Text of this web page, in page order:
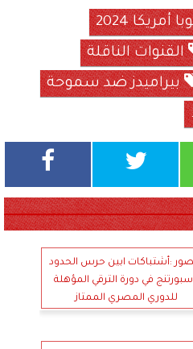
أمريكا 2024
القنوات الناقلة
بيراميدز ضد سموحة
:أشتباكات ابين حرس الحدود
في دورة الترقي المؤهلة
للدوري المصري الممتاز